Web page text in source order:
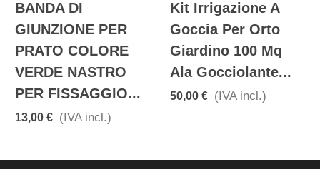
BANDA DI
GIUNZIONE PER
PRATO COLORE
VERDE NASTRO
PER FISSAGGIO...
13,00 € (IVA incl.)
Kit Irrigazione A
Goccia Per Orto
Giardino 100 Mq
Ala Gocciolante...
50,00 € (IVA incl.)